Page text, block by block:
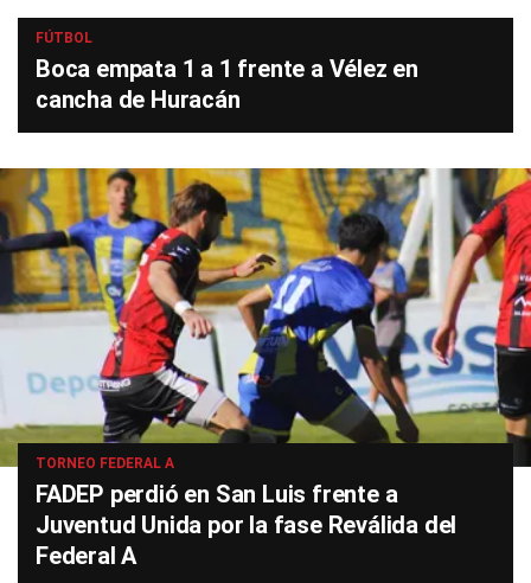
FÚTBOL
Boca empata 1 a 1 frente a Vélez en
cancha de Huracán
TORNEO FEDERAL A
FADEP perdió en San Luis frente a
Juventud Unida por la fase Reválida del
Federal A